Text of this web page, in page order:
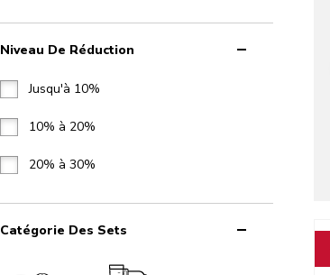
Niveau De Réduction
Jusqu'à 10%
10% à 20%
20% à 30%
Catégorie Des Sets